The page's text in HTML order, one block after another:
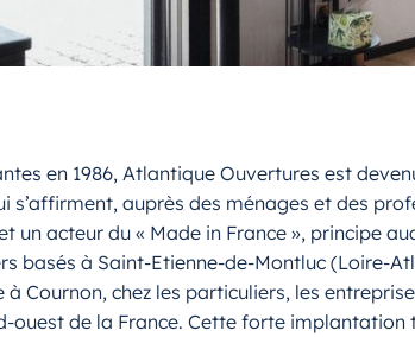
en 1986, Atlantique Ouvertures est
s’affirment, auprès des ménages et des
un acteur du « Made in France », principe
basés à Saint-Etienne-de-Montluc (Loire-
Cournon, chez les particuliers, les
ouest de la France. Cette forte